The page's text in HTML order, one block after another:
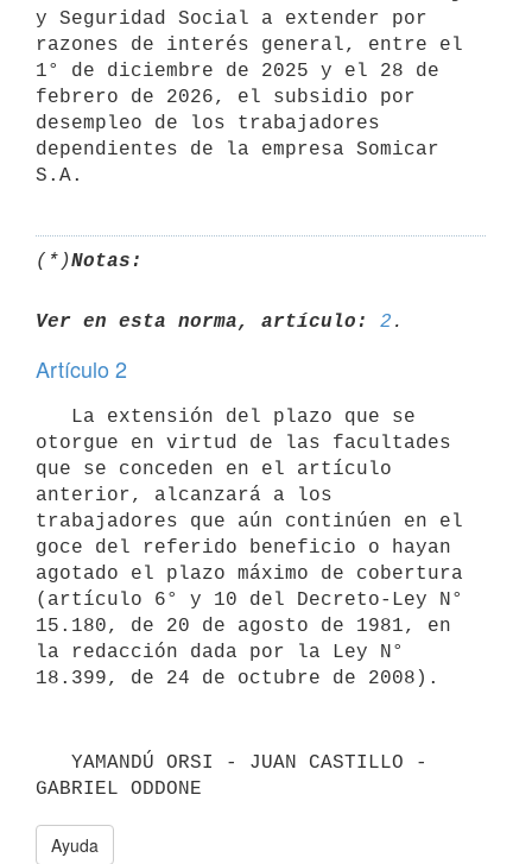
y Seguridad Social a extender por
razones de interés general, entre el
1° de diciembre de 2025 y el 28 de
febrero de 2026, el subsidio por
desempleo de los trabajadores
dependientes de la empresa Somicar
(*)Notas:
Ver en esta norma, artículo: 2
Artículo 2
otorgue en virtud de las facultades
que se conceden en el artículo
anterior, alcanzará a los
trabajadores que aún continúen en el
goce del referido beneficio o hayan
agotado el plazo máximo de cobertura
(artículo 6° y 10 del Decreto-Ley N°
15.180, de 20 de agosto de 1981, en
la redacción dada por la Ley N°
18.399, de 24 de octubre de 2008).
GABRIEL ODDONE
Ayuda